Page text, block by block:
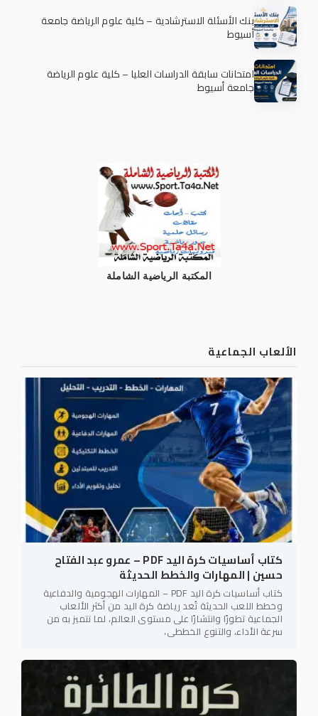
بنك الأسئلة الاسترشادية – كلية علوم الرياضة جامعة
أسيوط
امتحانات سابقة الدراسات العليا – كلية علوم الرياضة
جامعة أسيوط
المكتبة الرياضية الشاملة
الألعاب الجماعية
كتاب أساسيات كرة اليد PDF – عمرو عبد الفتاح
حسين | المهارات والخطط الحديثة
كتاب أساسيات كرة اليد PDF – المهارات الهجومية والدفاعية
وخطط اللعب الحديثة تُعد رياضة كرة اليد من أكثر الألعاب
الجماعية تطورًا وانتشارًا على مستوى العالم، لما تتميز به من
سرعة الأداء، والتنوع الخططي،